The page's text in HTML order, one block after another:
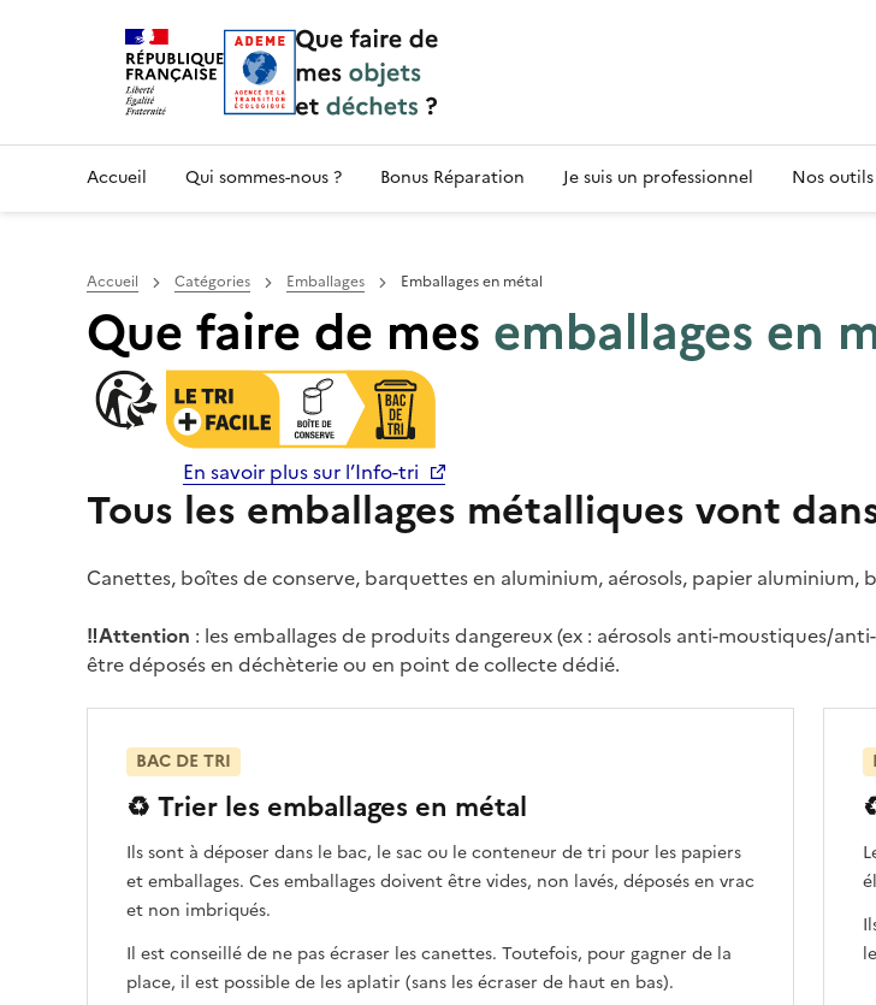
Accueil — Que Faire de mes objets & déchets
Accueil Qui sommes-nous ? Bonus Réparation Je suis un professionnel Nos outils
Accueil Catégories Emballages Emballages en métal
Que faire de mes emballages en
En savoir plus sur l’Info-tri
Tous les emballages métalliques vont
Canettes, boîtes de conserve, barquettes en aluminium, aérosols, papier aluminium,
‼️Attention : les emballages de produits dangereux (ex : aérosols anti-moustiques/
être déposés en déchèterie ou en point de collecte dédié.
♻️ Trier les emballages en métal
Ils sont à déposer dans le bac, le sac ou le conteneur de tri pour les papiers
et emballages. Ces emballages doivent être vides, non lavés, déposés en vrac
et non imbriqués.
Il est conseillé de ne pas écraser les canettes. Toutefois, pour gagner de la
place, il est possible de les aplatir (sans les écraser de haut en bas).
BAC DE TRI